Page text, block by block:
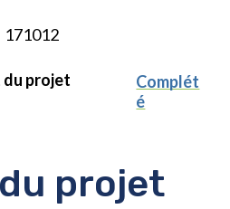
171012
du projet
Complét
é
projet